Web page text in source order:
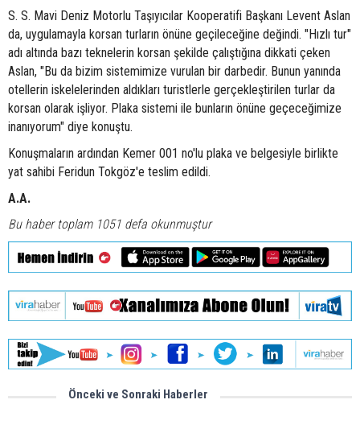
S. S. Mavi Deniz Motorlu Taşıyıcılar Kooperatifi Başkanı Levent Aslan
da, uygulamayla korsan turların önüne geçileceğine değindi. "Hızlı tur"
adı altında bazı teknelerin korsan şekilde çalıştığına dikkati çeken
Aslan, "Bu da bizim sistemimize vurulan bir darbedir. Bunun yanında
otellerin iskelelerinden aldıkları turistlerle gerçekleştirilen turlar da
korsan olarak işliyor. Plaka sistemi ile bunların önüne geçeceğimize
inanıyorum" diye konuştu.
Konuşmaların ardından Kemer 001 no'lu plaka ve belgesiyle birlikte
yat sahibi Feridun Tokgöz'e teslim edildi.
A.A.
Bu haber toplam 1051 defa okunmuştur
Önceki ve Sonraki Haberler